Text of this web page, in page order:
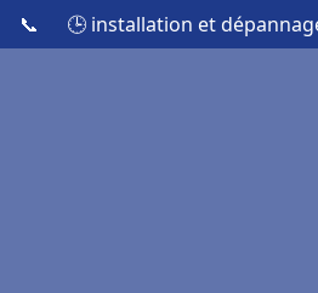
📞 🕒 installation et